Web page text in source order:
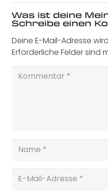
Was ist deine
Schreibe einen
Deine E-Mail-Adresse
Erforderliche Felder sind